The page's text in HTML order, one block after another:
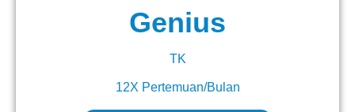
Genius
TK
12X Pertemuan/Bulan